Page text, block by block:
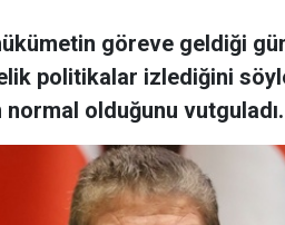
göreve geldiği
politikalar izlediğini
olduğunu vutguladı.